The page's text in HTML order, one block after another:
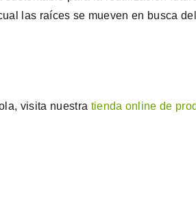
las raíces se mueven en busca
visita nuestra tienda online de